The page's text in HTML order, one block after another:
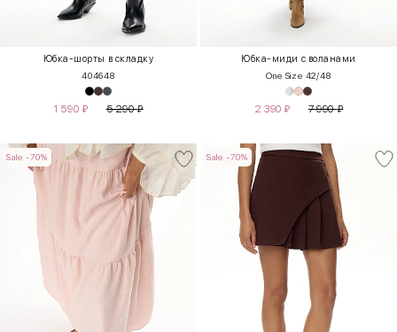
Юбка-шорты в складку
404648
1 590 ₽ 5 290₽
Юбка-миди с воланами
One Size 42/48
2 390 ₽ 7 990₽
Sale -70% Sale -70%